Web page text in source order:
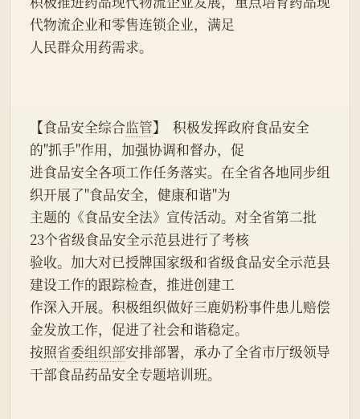
代物流企业和零售连锁企业，满足
人民群众用药需求。
【食品安全综合监管】  积极发挥政府食品安全
的"抓手"作用，加强协调和督办，促
进食品安全各项工作任务落实。在全省各地同步组
织开展了"食品安全，健康和谐"为
主题的《食品安全法》宣传活动。对全省第二批
23个省级食品安全示范县进行了考核
验收。加大对已授牌国家级和省级食品安全示范县
建设工作的跟踪检查，推进创建工
作深入开展。积极组织做好三鹿奶粉事件患儿赔偿
金发放工作，促进了社会和谐稳定。
按照省委组织部安排部署，承办了全省市厅级领导
干部食品药品安全专题培训班。